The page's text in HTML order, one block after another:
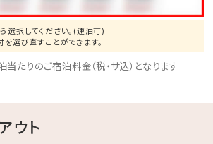
限りがございます。
フクギ並木
選択してください。(連泊可)
選び直すことができます。
たりのご宿泊料金（税・サ込）となります
ウト